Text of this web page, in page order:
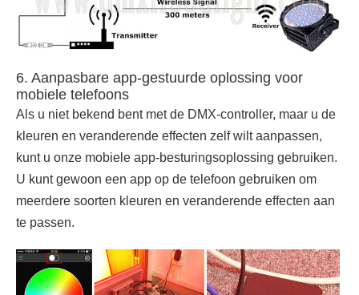
6. Aanpasbare app-gestuurde oplossing voor
mobiele telefoons
Als u niet bekend bent met de DMX-controller, maar u de
kleuren en veranderende effecten zelf wilt aanpassen,
kunt u onze mobiele app-besturingsoplossing gebruiken.
U kunt gewoon een app op de telefoon gebruiken om
meerdere soorten kleuren en veranderende effecten aan
te passen.